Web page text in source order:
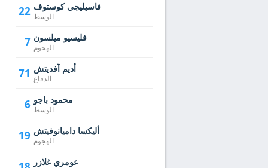
22 فاسيليجي كوستوف
الوسط
7 فليسيو ميلسون
الهجوم
71 أديم آفديتش
الدفاع
6 محمود باجو
الوسط
19 أليكسا داميانوفيتش
الهجوم
عومري غلازر